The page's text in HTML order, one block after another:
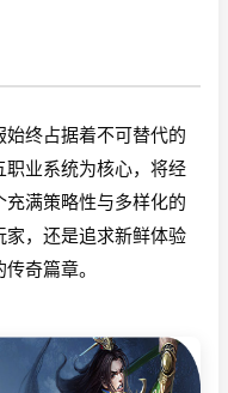
终占据着不可替代的
业系统为核心，将经
满策略性与多样化的
，还是追求新鲜体验
奇篇章。